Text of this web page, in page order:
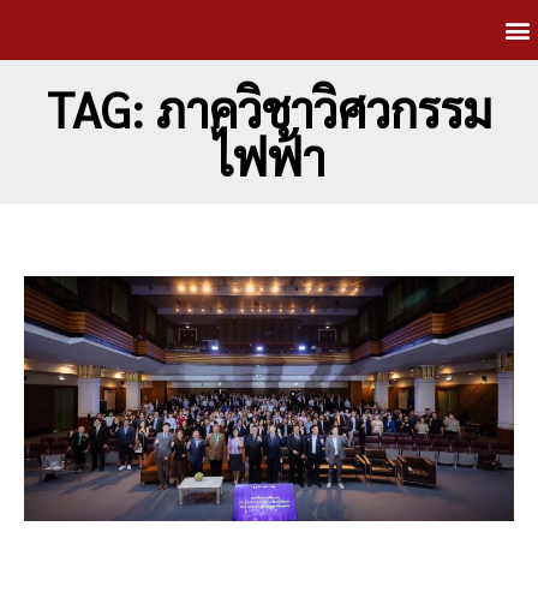
TAG: ภาควิชาวิศวกรรม
ไฟฟ้า